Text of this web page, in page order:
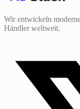
Wir entwickeln
Händler weltweit.